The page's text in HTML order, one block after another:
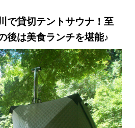
む健康的な体験で、心身とも
ました♪ 旅の特別感を盛り上
グプラン情報もありますよ！
で貸切テントサウナ！至
後は美食ランチを堪能♪